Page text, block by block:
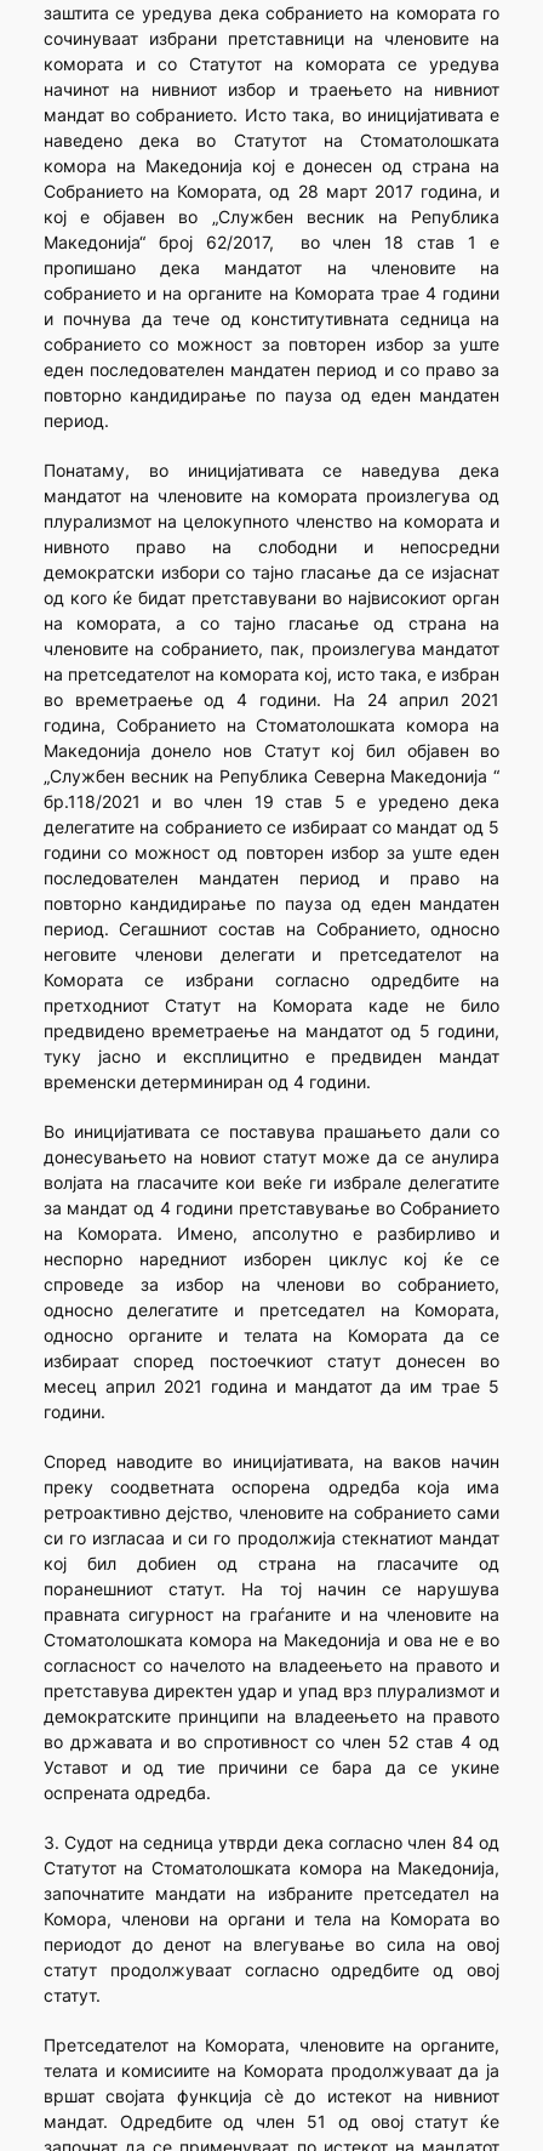
заштита се уредува дека собранието на комората го
сочинуваат избрани претставници на членовите на
комората и со Статутот на комората се уредува
начинот на нивниот избор и траењето на нивниот
мандат во собранието. Исто така, во иницијативата е
наведено дека во Статутот на Стоматолошката
комора на Македонија кој е донесен од страна на
Собранието на Комората, од 28 март 2017 година, и
кој е објавен во „Службен весник на Република
Македонија“ број 62/2017, во член 18 став 1 е
пропишано дека мандатот на членовите на
собранието и на органите на Комората трае 4 години
и почнува да тече од конститутивната седница на
собранието со можност за повторен избор за уште
еден последователен мандатен период и со право за
повторно кандидирање по пауза од еден мандатен
период.
Понатаму, во иницијативата се наведува дека
мандатот на членовите на комората произлегува од
плурализмот на целокупното членство на комората и
нивното право на слободни и непосредни
демократски избори со тајно гласање да се изјаснат
од кого ќе бидат претставувани во највисокиот орган
на комората, а со тајно гласање од страна на
членовите на собранието, пак, произлегува мандатот
на претседателот на комората кој, исто така, е избран
во времетраење од 4 години. На 24 април 2021
година, Собранието на Стоматолошката комора на
Македонија донело нов Статут кој бил објавен во
„Службен весник на Република Северна Македонија “
бр.118/2021 и во член 19 став 5 е уредено дека
делегатите на собранието се избираат со мандат од 5
години со можност од повторен избор за уште еден
последователен мандатен период и право на
повторно кандидирање по пауза од еден мандатен
период. Сегашниот состав на Собранието, односно
неговите членови делегати и претседателот на
Комората се избрани согласно одредбите на
претходниот Статут на Комората каде не било
предвидено времетраење на мандатот од 5 години,
туку јасно и експлицитно е предвиден мандат
временски детерминиран од 4 години.
Во иницијативата се поставува прашањето дали со
донесувањето на новиот статут може да се анулира
волјата на гласачите кои веќе ги избрале делегатите
за мандат од 4 години претставување во Собранието
на Комората. Имено, апсолутно е разбирливо и
неспорно наредниот изборен циклус кој ќе се
спроведе за избор на членови во собранието,
односно делегатите и претседател на Комората,
односно органите и телата на Комората да се
избираат според постоечкиот статут донесен во
месец април 2021 година и мандатот да им трае 5
години.
Според наводите во иницијативата, на ваков начин
преку соодветната оспорена одредба која има
ретроактивно дејство, членовите на собранието сами
си го изгласаа и си го продолжија стекнатиот мандат
кој бил добиен од страна на гласачите од
поранешниот статут. На тој начин се нарушува
правната сигурност на граѓаните и на членовите на
Стоматолошката комора на Македонија и ова не е во
согласност со начелото на владеењето на правото и
претставува директен удар и упад врз плурализмот и
демократските принципи на владеењето на правото
во државата и во спротивност со член 52 став 4 од
Уставот и од тие причини се бара да се укине
оспрената одредба.
3. Судот на седница утврди дека согласно член 84 од
Статутот на Стоматолошката комора на Македонија,
започнатите мандати на избраните претседател на
Комора, членови на органи и тела на Комората во
периодот до денот на влегување во сила на овој
статут продолжуваат согласно одредбите од овој
статут.
Претседателот на Комората, членовите на органите,
телата и комисиите на Комората продолжуваат да ја
вршат својата функција сѐ до истекот на нивниот
мандат. Одредбите од член 51 од овој статут ќе